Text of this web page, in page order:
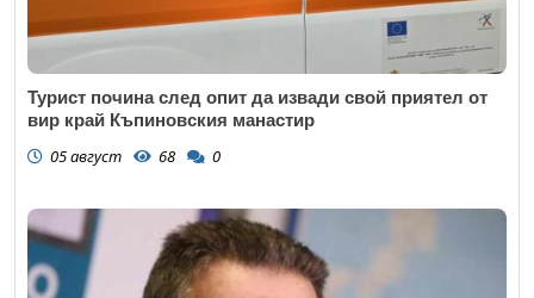
Турист почина след опит да извади свой приятел от
вир край Къпиновския манастир
05 август 68 0